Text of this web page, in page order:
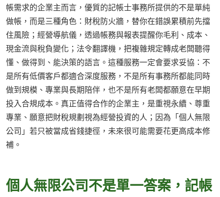
帳需求的企業主而言，優質的記帳士事務所提供的不是單純
做帳，而是三種角色：財稅防火牆，替你在錯誤累積前先擋
住風險；經營導航儀，透過帳務與報表提醒你毛利、成本、
現金流與稅負變化；法令翻譯機，把複雜規定轉成老闆聽得
懂、做得到、能決策的語言。這種服務一定會要求妥協：不
是所有低價客戶都適合深度服務，不是所有事務所都能同時
做到規模、專業與長期陪伴，也不是所有老闆都願意在早期
投入合規成本。真正值得合作的企業主，是重視永續、尊重
專業、願意把財稅規劃視為經營投資的人；因為「個人無限
公司」若只被當成省錢捷徑，未來很可能需要花更高成本修
補。
個人無限公司不是單一答案，記帳